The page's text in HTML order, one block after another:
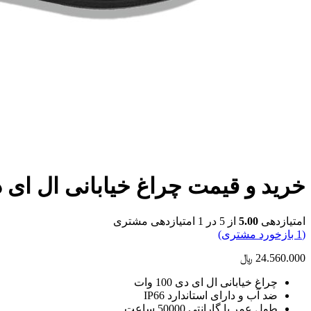
خرید و قیمت چراغ خیابانی ال ای دی
امتیازدهی 5.00 از 5 در 1 امتیازدهی مشتری
(
1 بازخورد مشتری)
24.560.000 ﷼
چراغ خیابانی ال ای دی 100 وات
ضد آب و دارای استاندارد IP66
طول عمر با گارانتی 50000 ساعت